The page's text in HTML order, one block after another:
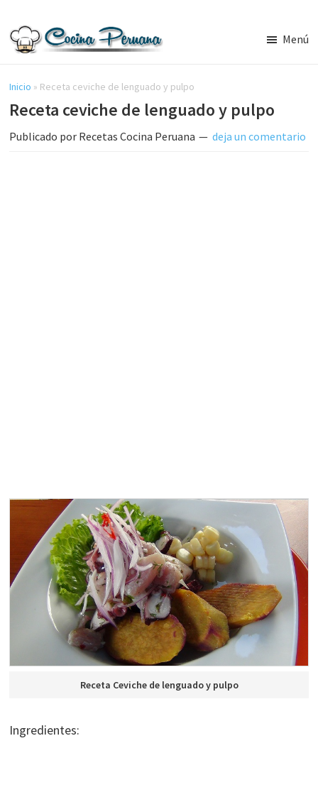
contenido
lateral
principal
Cocina
Peruana,
Recetas
de
Comida
Menú
Inicio » Receta ceviche de lenguado y pulpo
Receta ceviche de lenguado y pulpo
Publicado por Recetas Cocina Peruana deja un comentario
Receta Ceviche de lenguado y pulpo
Ingredientes: